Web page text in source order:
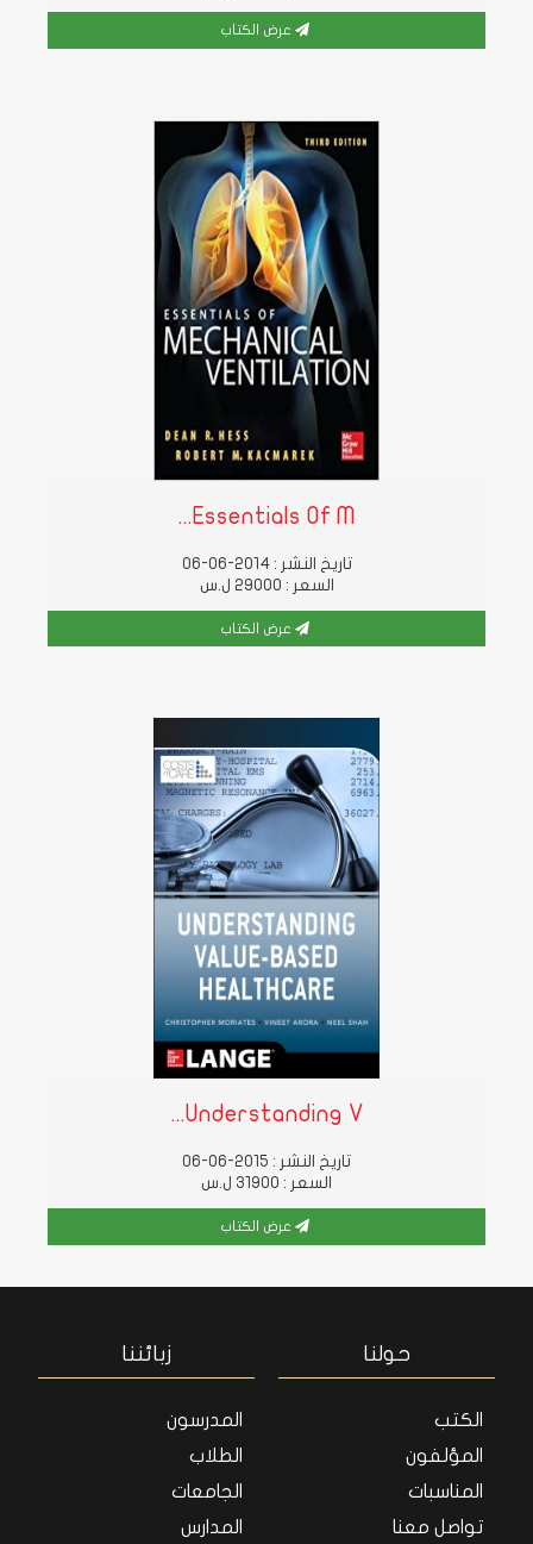
عرض الكتاب
Essentials Of M...
تاريخ النشر : 2014-06-06
السعر : 29000 ل.س
عرض الكتاب
Understanding V...
تاريخ النشر : 2015-06-06
السعر : 31900 ل.س
عرض الكتاب
حولنا
الكتب
المؤلفون
المناسبات
تواصل معنا
زبائننا
المدرسون
الطلاب
الجامعات
المدارس